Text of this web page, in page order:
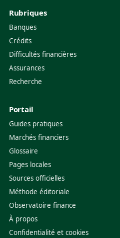
Rubriques
Banques
Crédits
Difficultés financières
Assurances
Recherche
Portail
Guides pratiques
Marchés financiers
Glossaire
Pages locales
Sources officielles
Méthode éditoriale
Observatoire finance
À propos
Confidentialité et cookies